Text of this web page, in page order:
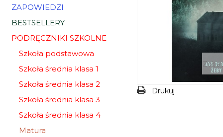
ZAPOWIEDZI
BESTSELLERY
PODRĘCZNIKI SZKOLNE
Szkoła podstawowa
Szkoła średnia klasa 1
Szkoła średnia klasa 2
Szkoła średnia klasa 3
Szkoła średnia klasa 4
Matura
Drukuj